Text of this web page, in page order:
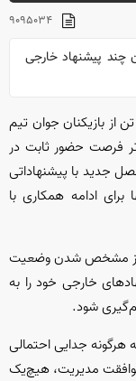
۹۰۹۵۰۳۴
چند پیشنهاد خارجی
از بازیکنان جوان تیم
فرصت حضور ثابت در
جدید با پیشنهاداتی
ادامه همکاری با
از مشخص شدن وضعیت
خارجی خود را به
شود.
هرگونه جدایی احتمالی
مدیریت، هیچ‌یک